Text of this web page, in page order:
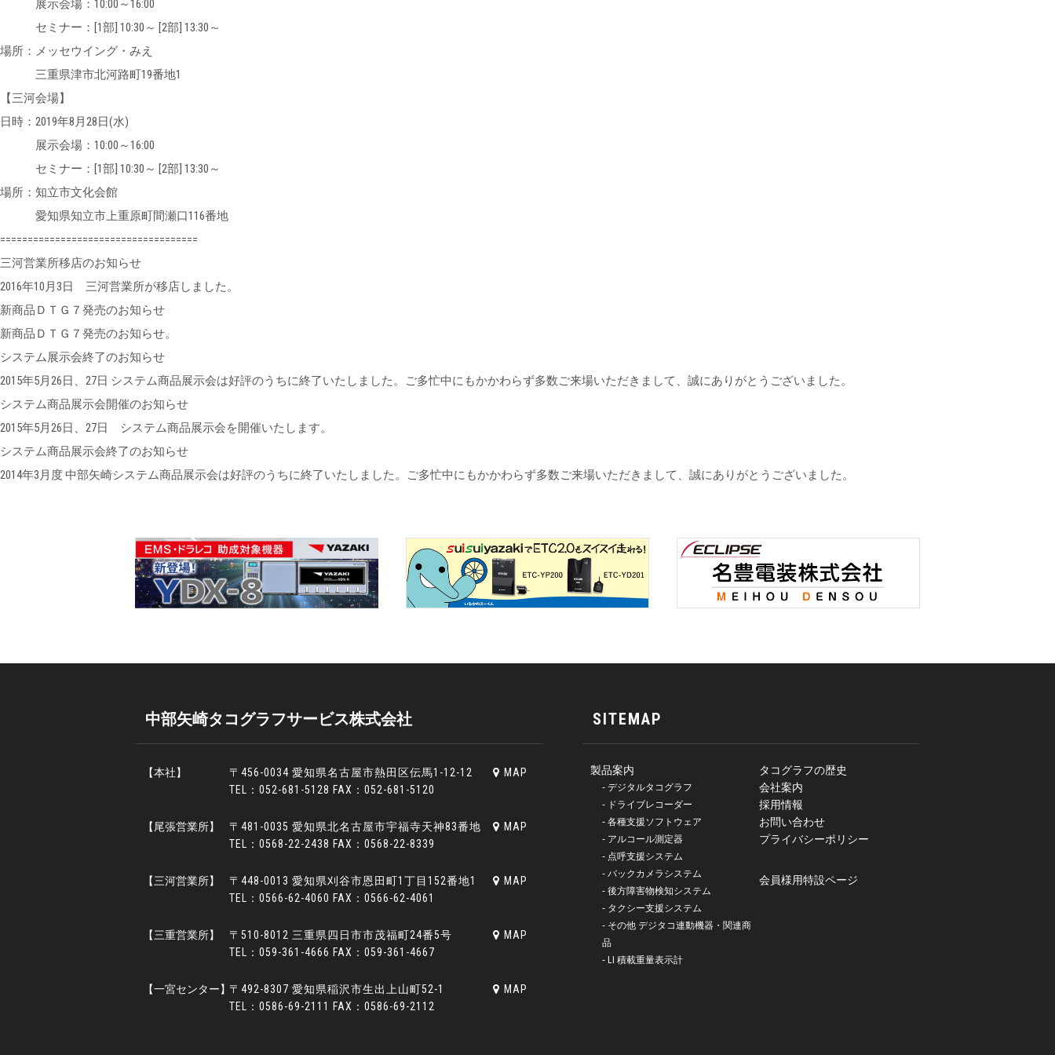
展示会場：10:00～16:00
セミナー：[1部] 10:30～ [2部] 13:30～
場所：メッセウイング・みえ
三重県津市北河路町19番地1
【三河会場】
日時：2019年8月28日(水)
展示会場：10:00～16:00
セミナー：[1部] 10:30～ [2部] 13:30～
場所：知立市文化会館
愛知県知立市上重原町間瀬口116番地
====================================
三河営業所移店のお知らせ
2016年10月3日 三河営業所が移店しました。
新商品ＤＴＧ７発売のお知らせ
新商品ＤＴＧ７発売のお知らせ。
システム展示会終了のお知らせ
2015年5月26日、27日 システム商品展示会は好評のうちに終了いたしました。ご多忙中にもかかわらず多数ご来場いただきまして、誠にありがとうございました。
システム商品展示会開催のお知らせ
2015年5月26日、27日 システム商品展示会を開催いたします。
システム商品展示会終了のお知らせ
2014年3月度 中部矢崎システム商品展示会は好評のうちに終了いたしました。ご多忙中にもかかわらず多数ご来場いただきまして、誠にありがとうございました。
中部矢崎タコグラフサービス株式会社
【本社】
〒456-0034 愛知県名古屋市熱田区伝馬1-12-12
TEL：052-681-5128 FAX：052-681-5120
MAP
【尾張営業所】
〒481-0035 愛知県北名古屋市宇福寺天神83番地
TEL：0568-22-2438 FAX：0568-22-8339
MAP
【三河営業所】
〒448-0013 愛知県刈谷市恩田町1丁目152番地1
TEL：0566-62-4060 FAX：0566-62-4061
MAP
【三重営業所】
〒510-8012 三重県四日市市茂福町24番5号
TEL：059-361-4666 FAX：059-361-4667
MAP
【一宮センター】〒492-8307 愛知県稲沢市生出上山町52-1
TEL：0586-69-2111 FAX：0586-69-2112
MAP
SITEMAP
製品案内
‐ デジタルタコグラフ
‐ ドライブレコーダー
‐ 各種支援ソフトウェア
‐ アルコール測定器
‐ 点呼支援システム
‐ バックカメラシステム
‐ 後方障害物検知システム
‐ タクシー支援システム
‐ その他 デジタコ連動機器・関連商
品
‐ LI 積載重量表示計
タコグラフの歴史
会社案内
採用情報
お問い合わせ
プライバシーポリシー
会員様用特設ページ